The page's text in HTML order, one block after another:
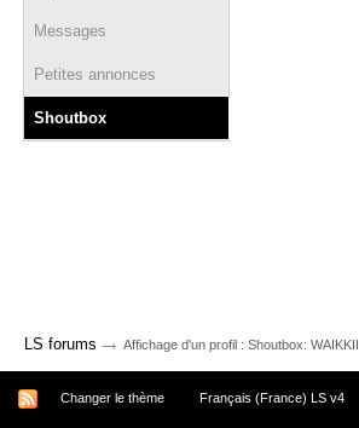
Messages
Petites annonces
Shoutbox
LS forums → Affichage d'un profil : Shoutbox: WAIKKII
Changer le thème Français (France) LS v4